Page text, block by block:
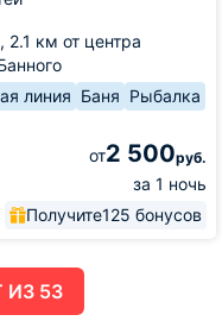
2.1 км от центра
линия Баня Рыбалка
от2 500руб.
за 1 ночь
Получите125 бонусов
ИЗ 53